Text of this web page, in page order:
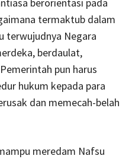
termaktub dalam
terwujudnya Negara
berdaulat,
pun harus
hukum kepada para
dan memecah-belah
meredam Nafsu